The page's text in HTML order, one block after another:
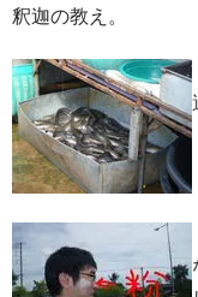
釈迦の教え。